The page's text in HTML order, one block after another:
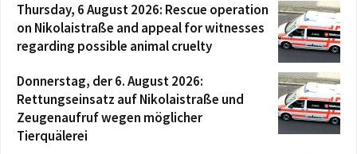
Thursday, 6 August 2026: Rescue operation
on Nikolaistraße and appeal for witnesses
regarding possible animal cruelty
Donnerstag, der 6. August 2026:
Rettungseinsatz auf Nikolaistraße und
Zeugenaufruf wegen möglicher
Tierquälerei